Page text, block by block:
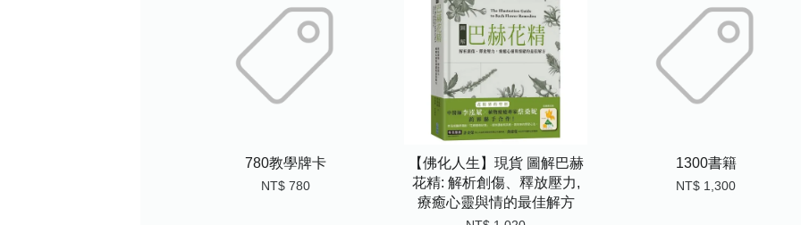
780教學牌卡
NT$ 780
【佛化人生】現貨 圖解巴赫
花精: 解析創傷、釋放壓力,
療癒心靈與情的最佳解方
1300書籍
NT$ 1,300